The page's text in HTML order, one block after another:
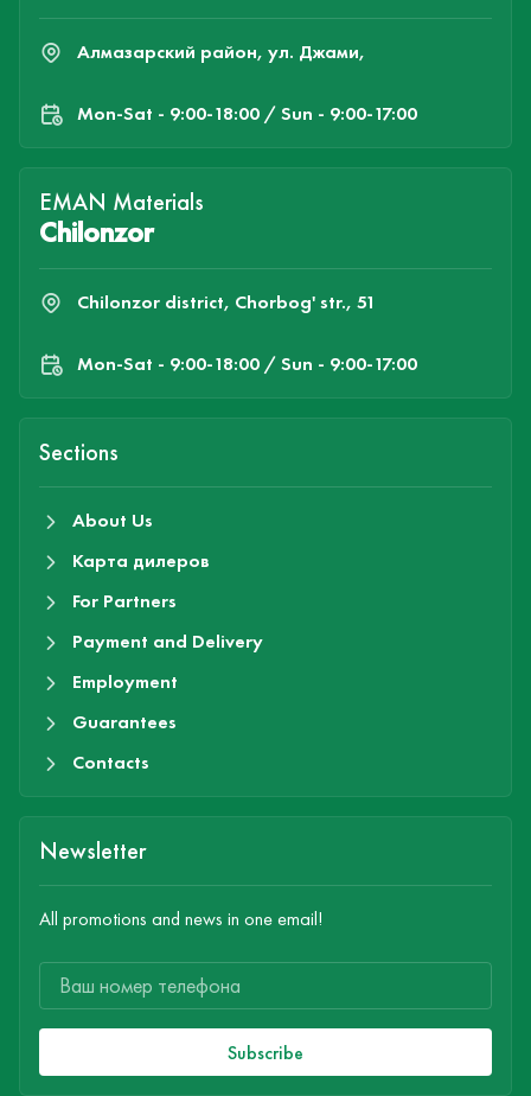
Алмазарский район, ул. Джами,
Mon-Sat - 9:00-18:00 / Sun - 9:00-17:00
EMAN Materials
Chilonzor
Chilonzor district, Chorbog' str., 51
Mon-Sat - 9:00-18:00 / Sun - 9:00-17:00
Sections
About Us
Карта дилеров
For Partners
Payment and Delivery
Employment
Guarantees
Contacts
Newsletter
All promotions and news in one email!
Subscribe